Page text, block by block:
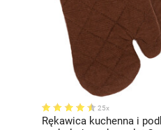
25x
Rękawica kuchenna i